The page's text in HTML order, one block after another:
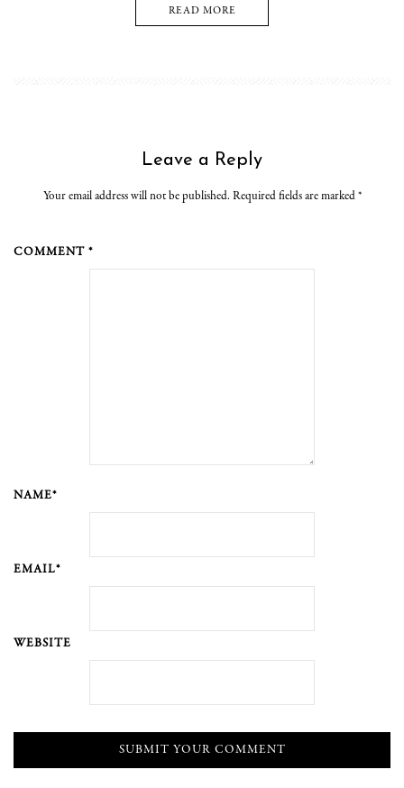
READ MORE
Leave a Reply
Your email address will not be published. Required fields are marked *
COMMENT *
NAME*
EMAIL*
WEBSITE